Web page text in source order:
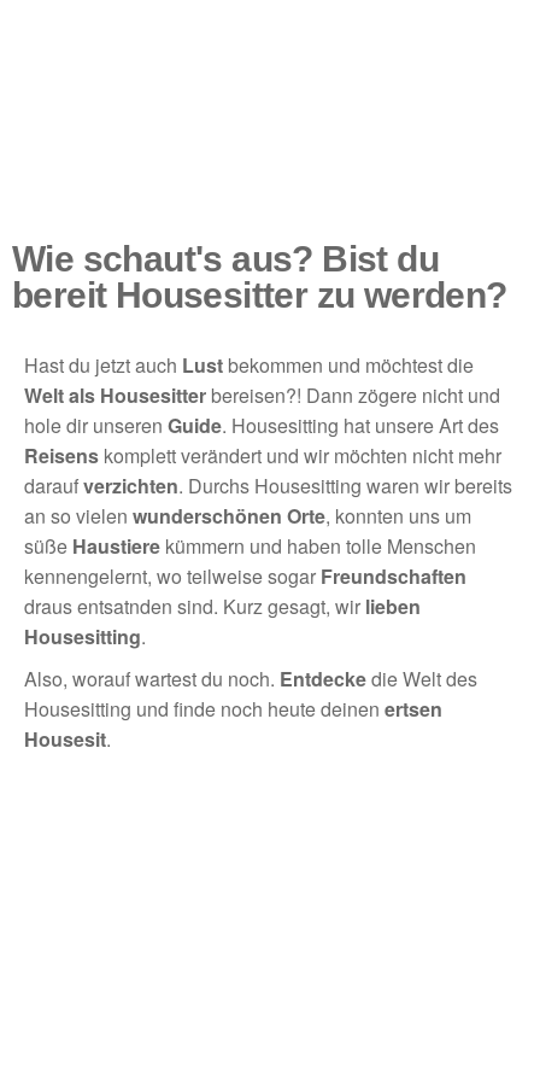
Wie schaut's aus? Bist du
bereit Housesitter zu werden?
Hast du jetzt auch Lust bekommen und möchtest die
Welt als Housesitter bereisen?! Dann zögere nicht und
hole dir unseren Guide. Housesitting hat unsere Art des
Reisens komplett verändert und wir möchten nicht mehr
daraufverzichten. Durchs Housesitting waren wir bereits
an so vielen wunderschönen Orte, konnten uns um
süße Haustiere kümmern und haben tolle Menschen
kennengelernt, wo teilweise sogar Freundschaften
draus entsatnden sind. Kurz gesagt, wir lieben
Housesitting.
Also, worauf wartest du noch. Entdeckedie Welt des
Housesitting und finde noch heute deinen ertsen
Housesit.